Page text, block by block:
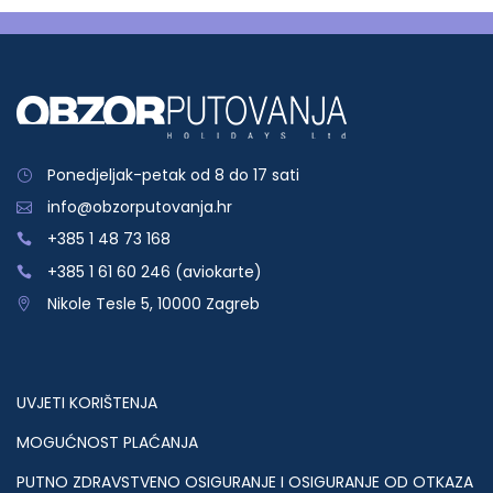
Ponedjeljak-petak od 8 do 17 sati
info@obzorputovanja.hr
+385 1 48 73 168
+385 1 61 60 246 (aviokarte)
Nikole Tesle 5, 10000 Zagreb
UVJETI KORIŠTENJA
MOGUĆNOST PLAĆANJA
PUTNO ZDRAVSTVENO OSIGURANJE I OSIGURANJE OD OTKAZA